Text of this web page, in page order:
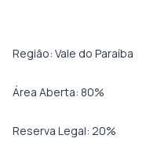
Região: Vale do Paraíba
Área Aberta: 80%
Reserva Legal: 20%